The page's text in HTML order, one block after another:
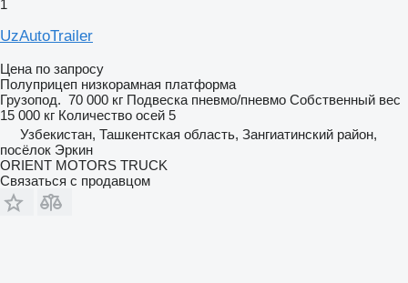
1
UzAutoTrailer
Цена по запросу
Полуприцеп низкорамная платформа
Грузопод. 70 000 кг Подвеска пневмо/пневмо Собственный вес
15 000 кг Количество осей 5
Узбекистан, Ташкентская область, Зангиатинский район,
посёлок Эркин
ORIENT MOTORS TRUCK
Связаться с продавцом